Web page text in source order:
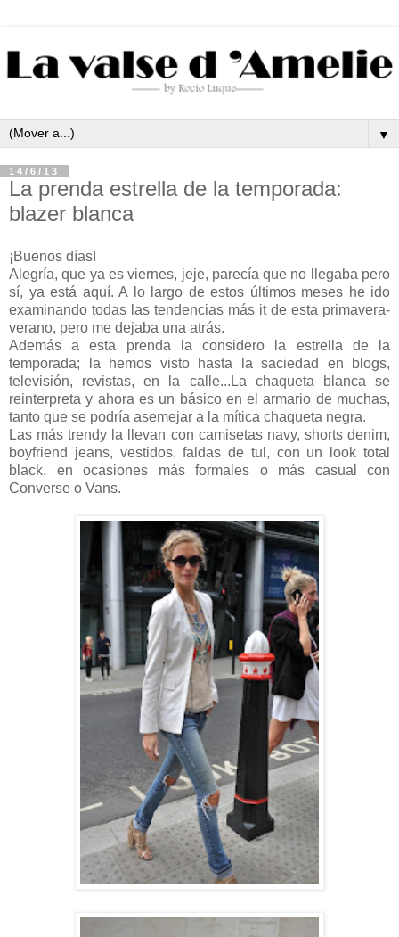
▼
14/6/13
La prenda estrella de la temporada:
blazer blanca
¡Buenos días!
Alegría, que ya es viernes, jeje, parecía que no llegaba pero
sí, ya está aquí. A lo largo de estos últimos meses he ido
examinando todas las tendencias más it de esta primavera-
verano, pero me dejaba una atrás.
Además a esta prenda la considero la estrella de la
temporada; la hemos visto hasta la saciedad en blogs,
televisión, revistas, en la calle...La chaqueta blanca se
reinterpreta y ahora es un básico en el armario de muchas,
tanto que se podría asemejar a la mítica chaqueta negra.
Las más trendy la llevan con camisetas navy, shorts denim,
boyfriend jeans, vestidos, faldas de tul, con un look total
black, en ocasiones más formales o más casual con
Converse o Vans.